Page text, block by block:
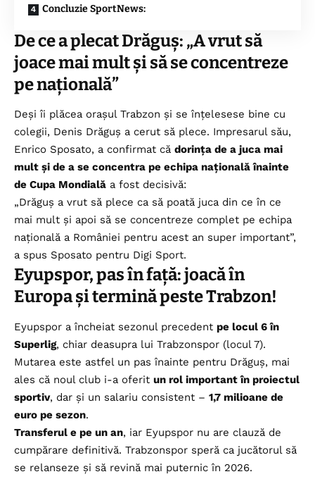
Concluzie SportNews:
De ce a plecat Drăguș: „A vrut să
joace mai mult și să se concentreze
pe națională”
Deși îi plăcea orașul Trabzon și se înțelesese bine cu
colegii, Denis Drăguș a cerut să plece. Impresarul său,
Enrico Sposato, a confirmat că dorința de a juca mai
mult și de a se concentra pe echipa națională înainte
de Cupa Mondială a fost decisivă:
„Drăguș a vrut să plece ca să poată juca din ce în ce
mai mult și apoi să se concentreze complet pe echipa
națională a României pentru acest an super important”,
a spus Sposato pentru Digi Sport.
Eyupspor, pas în față: joacă în
Europa și termină peste Trabzon!
Eyupspor a încheiat sezonul precedent pe locul 6 în
Superlig, chiar deasupra lui Trabzonspor (locul 7).
Mutarea este astfel un pas înainte pentru Drăguș, mai
ales că noul club i-a oferit un rol important în proiectul
sportiv, dar și un salariu consistent – 1,7 milioane de
euro pe sezon.
Transferul e pe un an, iar Eyupspor nu are clauză de
cumpărare definitivă. Trabzonspor speră ca jucătorul să
se relanseze și să revină mai puternic în 2026.